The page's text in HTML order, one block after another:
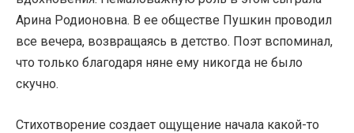
Арина Родионовна. В ее обществе Пушкин проводил
все вечера, возвращаясь в детство. Поэт вспоминал,
что только благодаря няне ему никогда не было
скучно.
Стихотворение создает ощущение начала какой-то